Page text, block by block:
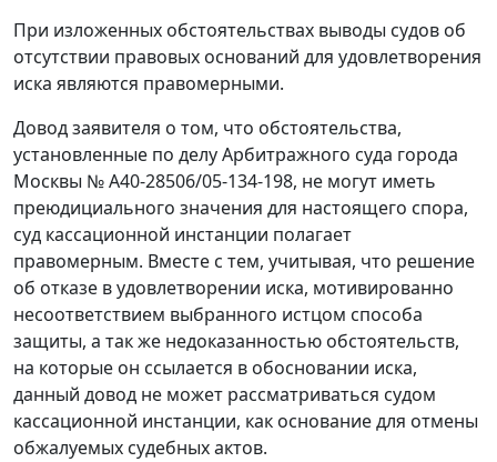
При изложенных обстоятельствах выводы судов об
отсутствии правовых оснований для удовлетворения
иска являются правомерными.
Довод заявителя о том, что обстоятельства,
установленные по делу Арбитражного суда города
Москвы № А40-28506/05-134-198, не могут иметь
преюдициального значения для настоящего спора,
суд кассационной инстанции полагает
правомерным. Вместе с тем, учитывая, что решение
об отказе в удовлетворении иска, мотивированно
несоответствием выбранного истцом способа
защиты, а так же недоказанностью обстоятельств,
на которые он ссылается в обосновании иска,
данный довод не может рассматриваться судом
кассационной инстанции, как основание для отмены
обжалуемых судебных актов.